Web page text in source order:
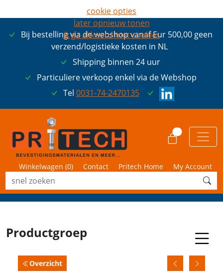
Bij bestelling via de webshop vanaf Eur 500,00 geen
verzend/logistieke kosten in NL
Shipping binnen 24 uur
Particuliere verkoop enkel via de Webshop
Tel 0031-74-2470135
Winkelwagen (0) Contact Pritech Home My Account
Productgroep
Overzicht
cookie opties
later opnieuw tonen
ik ga akkoord met cookies